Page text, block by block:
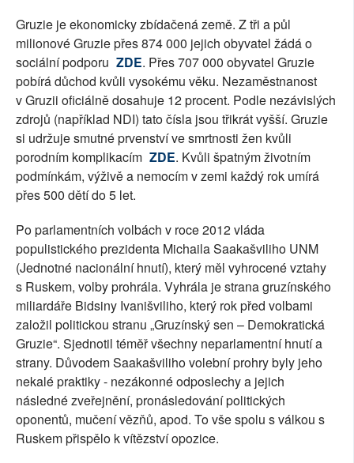
Gruzie je ekonomicky zbídačená země. Z tři a půl
milionové Gruzie přes 874 000 jejich obyvatel žádá o
sociální podporu ZDE. Přes 707 000 obyvatel Gruzie
pobírá důchod kvůli vysokému věku. Nezaměstnanost
v Gruzii oficiálně dosahuje 12 procent. Podle nezávislých
zdrojů (například NDI) tato čísla jsou třikrát vyšší. Gruzie
si udržuje smutné prvenství ve smrtnosti žen kvůli
porodním komplikacím ZDE. Kvůli špatným životním
podmínkám, výživě a nemocím v zemi každý rok umírá
přes 500 dětí do 5 let.
Po parlamentních volbách v roce 2012 vláda
populistického prezidenta Michaila Saakašviliho UNM
(Jednotné nacionální hnutí), který měl vyhrocené vztahy
s Ruskem, volby prohrála. Vyhrála je strana gruzínského
miliardáře Bidsiny Ivanišviliho, který rok před volbami
založil politickou stranu „Gruzínský sen – Demokratická
Gruzie“. Sjednotil téměř všechny neparlamentní hnutí a
strany. Důvodem Saakašviliho volební prohry byly jeho
nekalé praktiky - nezákonné odposlechy a jejich
následné zveřejnění, pronásledování politických
oponentů, mučení vězňů, apod. To vše spolu s válkou s
Ruskem přispělo k vítězství opozice.